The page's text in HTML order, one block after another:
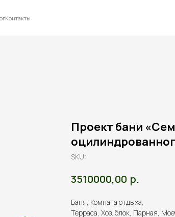
Контакты
Проект бани
SKU:
3510000,00 р.
Баня, Комната отдыха,
Терраса, Хоз. блок, Парная,